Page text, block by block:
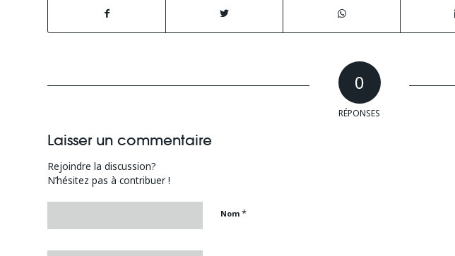
0
RÉPONSES
Laisser un commentaire
Rejoindre la discussion?
N’hésitez pas à contribuer !
Nom *